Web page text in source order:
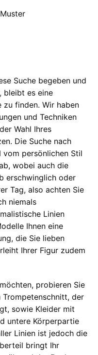
Suche begeben und
bleibt es eine
zu finden. Wir haben
und Techniken
Wahl Ihres
Die Suche nach
persönlichen Stil
wobei auch die
erschwinglich oder
Tag, also achten Sie
niemals
Linien
Ihnen eine
die Sie lieben
Ihrer Figur zudem
probieren Sie
der
sowie Kleider mit
untere Körperpartie
Linien ist jedoch die
bringt Ihr